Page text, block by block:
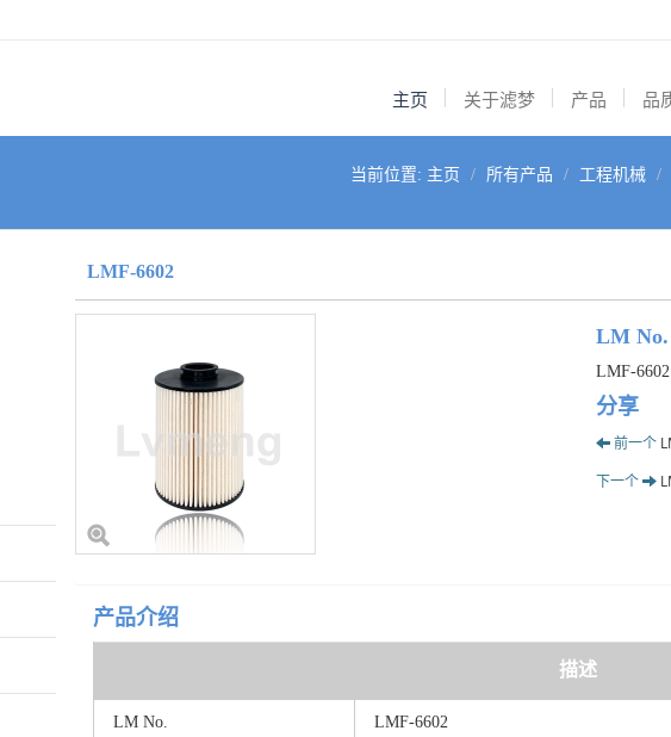
主页 关于滤梦 产品 品
当前位置: 主页 所有产品 工程机械
LMF-6602
LM No.
LMF-6602
分享
前一个
下一个
产品介绍
描述
LM No. LMF-6602